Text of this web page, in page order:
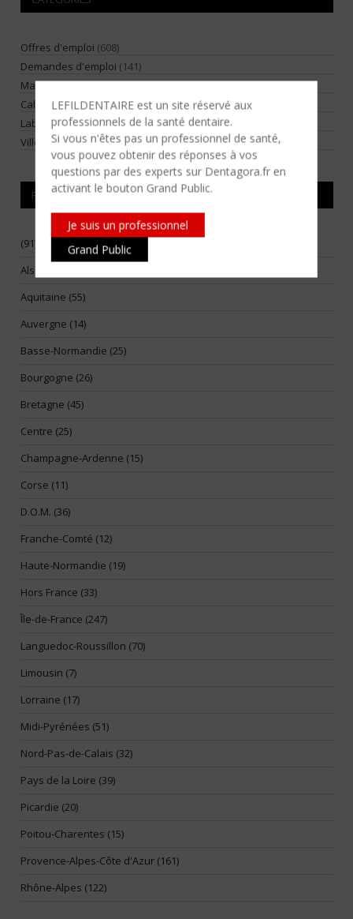
LEFILDENTAIRE est un site réservé aux
professionnels de la santé dentaire.
Si vous n'êtes​ pas un professionnel de santé,
vous pouvez obtenir des réponses à vos
questions par des experts sur Dentagora.fr en
activant le bouton Grand Public.
Je suis un professionnel
Grand Public
Offres d'emploi (608)
Demandes d'emploi (141)
Matériels dentaires, informatique, équipements(135)
Cabinets dentaires / locaux professionnels (302)
Laboratoires de prothèse(17)
Villégiature(2)
RÉGIONS
(91)
Alsace (17)
Aquitaine (55)
Auvergne (14)
Basse-Normandie (25)
Bourgogne (26)
Bretagne (45)
Centre (25)
Champagne-Ardenne (15)
Corse (11)
D.O.M. (36)
Franche-Comté (12)
Haute-Normandie (19)
Hors France (33)
Île-de-France (247)
Languedoc-Roussillon (70)
Limousin (7)
Lorraine (17)
Midi-Pyrénées (51)
Nord-Pas-de-Calais (32)
Pays de la Loire (39)
Picardie (20)
Poitou-Charentes (15)
Provence-Alpes-Côte d'Azur (161)
Rhône-Alpes (122)